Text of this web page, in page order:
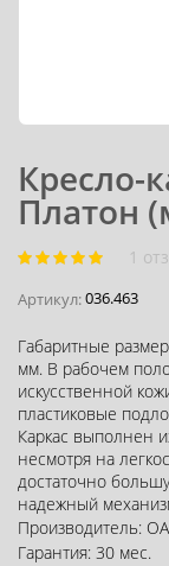
Кресло-
Платон
1
Артикул:036.463
Габаритные
мм. В рабочем
искусственной
пластиковые
Каркас выполнен
несмотря на
достаточно
надежный
Производитель:
Гарантия: 30 мес.